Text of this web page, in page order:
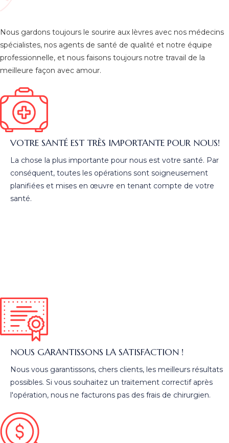
Nous gardons toujours le sourire aux lèvres avec nos médecins
spécialistes, nos agents de santé de qualité et notre équipe
professionnelle, et nous faisons toujours notre travail de la
meilleure façon avec amour.
VOTRE SANTÉ EST TRÈS IMPORTANTE POUR NOUS!
La chose la plus importante pour nous est votre santé. Par
conséquent, toutes les opérations sont soigneusement
planifiées et mises en œuvre en tenant compte de votre
santé.
NOUS GARANTISSONS LA SATISFACTION !
Nous vous garantissons, chers clients, les meilleurs résultats
possibles. Si vous souhaitez un traitement correctif après
l'opération, nous ne facturons pas des frais de chirurgien.